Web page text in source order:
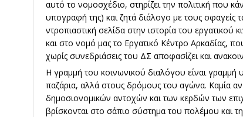
αυτό το νομοσχέδιο, στηρίζει την πολιτική που
υπογραφή της) και ζητά διάλογο με τους σφαγείς
ντροπιαστική σελίδα στην ιστορία του εργατικού
και στο νομό μας το Εργατικό Κέντρο Αρκαδίας,
χωρίς συνεδριάσεις του ΔΣ αποφασίζει και
Η γραμμή του κοινωνικού διαλόγου είναι γραμμή
παζάρια, αλλά στους δρόμους του αγώνα. Καμία
δημοσιονομικών αντοχών και των κερδών των
βρίσκονται στο σάπιο σύστημα του πολέμου και